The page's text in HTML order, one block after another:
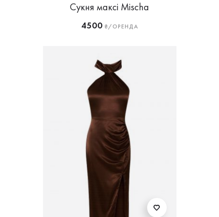
Сукня максі Mischa
4500₴/ОРЕНДА